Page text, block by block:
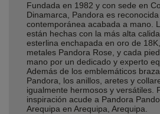
Fundada en 1982 y con sede en
Dinamarca, Pandora es
contemporánea acabada a mano.
están hechas con la más alta
esterlina enchapada en oro de
metales Pandora Rose, y cada
mano por un dedicado y experto
Además de los emblemáticos
Pandora, los anillos, aretes y
igualmente hermosos y versátiles.
inspiración acude a Pandora
Arequipa en Arequipa, Arequipa.